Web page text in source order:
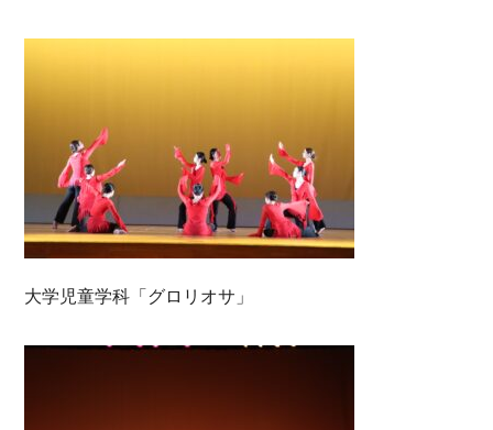
大学児童学科「グロリオサ」